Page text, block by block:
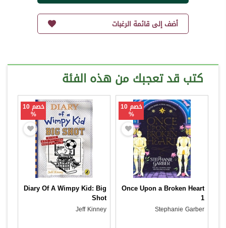
أضف إلى قائمة الرغبات
كتب قد تعجبك من هذه الفئة
خصم 10
%
Once Upon a Broken Heart
1
Stephanie Garber
خصم 10
%
Diary Of A Wimpy Kid: Big
Shot
Jeff Kinney